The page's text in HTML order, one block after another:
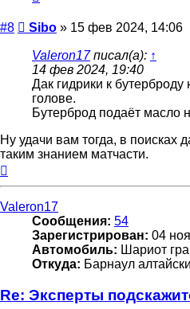
#8 Сообщение
Sibo » 15 фев 2024, 14:06
Valeron17писал(а): ↑
14 фев 2024, 19:40
Дак гидрики к бутерброду
голове.
Бутерброд подаёт масло
Ну удачи вам тогда, в поисках
таким знанием матчасти.
Valeron17
Сообщения: 54
Зарегистрирован: 04
Автомобиль: Шариот
Откуда: Барнаул
Re: Эксперты